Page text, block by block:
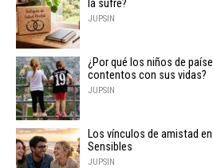
la sufre?
JUPSIN
¿Por qué los niños de
contentos con sus vidas?
JUPSIN
Los vínculos de amistad
Sensibles
JUPSIN